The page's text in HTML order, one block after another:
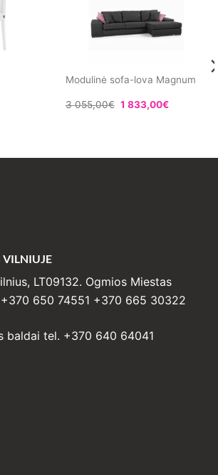
Modulinė sofa-lova Magnum
3 055,00€ 1 833,00€
VILNIUJE
LT09132. Ogmios Miestas
650 74551 +370 665 30322
baldai tel. +370 640 64041